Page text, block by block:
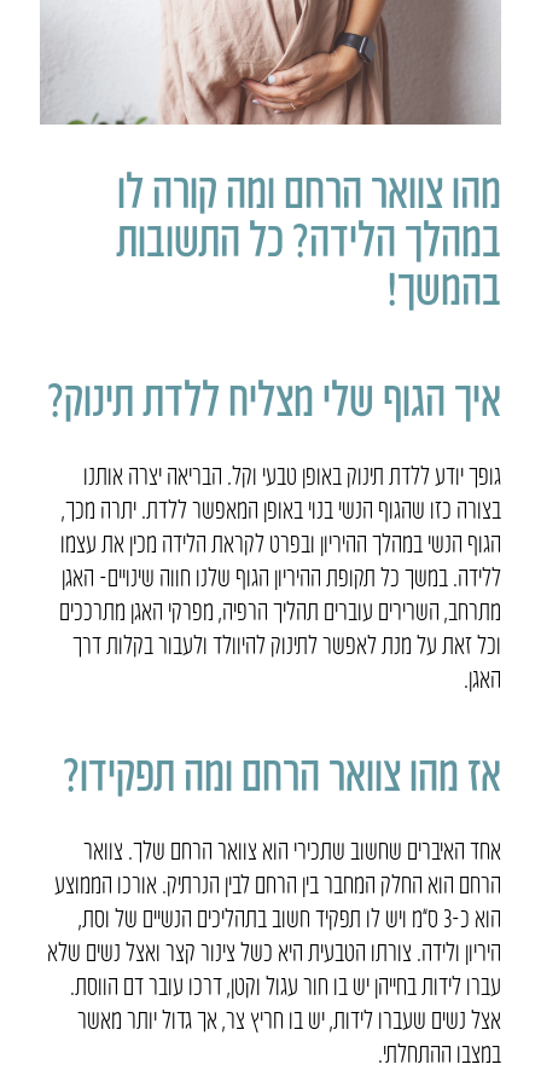
מהו צוואר הרחם ומה קורה לו
במהלך הלידה? כל התשובות
בהמשך!
איך הגוף שלי מצליח ללדת תינוק?
גופך יודע ללדת תינוק באופן טבעי וקל. הבריאה יצרה אותנו
בצורה כזו שהגוף הנשי בנוי באופן המאפשר ללדת. יתרה מכך,
הגוף הנשי במהלך ההיריון ובפרט לקראת הלידה מכין את עצמו
ללידה. במשך כל תקופת ההיריון הגוף שלנו חווה שינויים- האגן
מתרחב, השרירים עוברים תהליך הרפיה, מפרקי האגן מתרככים
וכל זאת על מנת לאפשר לתינוק להיוולד ולעבור בקלות דרך
האגן.
אז מהו צוואר הרחם ומה תפקידו?
אחד האיברים שחשוב שתכירי הוא צוואר הרחם שלך. צוואר
הרחם הוא החלק המחבר בין הרחם לבין הנרתיק. אורכו הממוצע
הוא כ-3 ס”מ ויש לו תפקיד חשוב בתהליכים הנשיים של וסת,
היריון ולידה. צורתו הטבעית היא כשל צינור קצר ואצל נשים שלא
עברו לידות בחייהן יש בו חור עגול וקטן, דרכו עובר דם הווסת.
אצל נשים שעברו לידות, יש בו חריץ צר, אך גדול יותר מאשר
במצבו ההתחלתי.